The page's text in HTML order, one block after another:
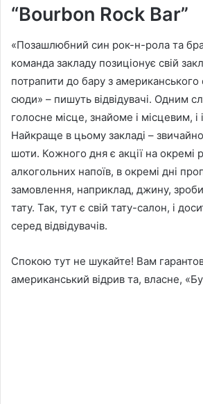
“Bourbon Rock Bar”
«Позашлюбний син рок-н-рола та
команда закладу позиціонує свій
потрапити до бару з американського
сюди» – пишуть відвідувачі. Одним
голосне місце, знайоме і місцевим, і
Найкраще в цьому закладі –
шоти. Кожного дня є акції на окремі
алкогольних напоїв, в окремі дні
замовлення, наприклад, джину,
тату. Так, тут є свій тату-салон, і
серед відвідувачів.
Спокою тут не шукайте! Вам
американський відрив та, власне,